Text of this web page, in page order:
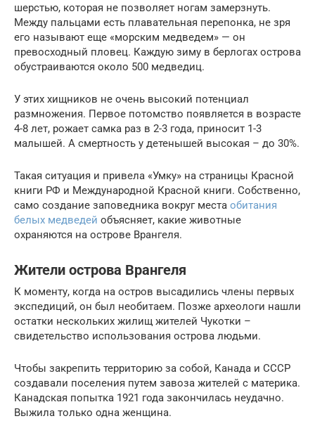
шерстью, которая не позволяет ногам замерзнуть.
Между пальцами есть плавательная перепонка, не зря
его называют еще «морским медведем» — он
превосходный пловец. Каждую зиму в берлогах острова
обустраиваются около 500 медведиц.
У этих хищников не очень высокий потенциал
размножения. Первое потомство появляется в возрасте
4-8 лет, рожает самка раз в 2-3 года, приносит 1-3
малышей. А смертность у детенышей высокая – до 30%.
Такая ситуация и привела «Умку» на страницы Красной
книги РФ и Международной Красной книги. Собственно,
само создание заповедника вокруг места обитания
белых медведей объясняет, какие животные
охраняются на острове Врангеля.
Жители острова Врангеля
К моменту, когда на остров высадились члены первых
экспедиций, он был необитаем. Позже археологи нашли
остатки нескольких жилищ жителей Чукотки –
свидетельство использования острова людьми.
Чтобы закрепить территорию за собой, Канада и СССР
создавали поселения путем завоза жителей с материка.
Канадская попытка 1921 года закончилась неудачно.
Выжила только одна женщина.